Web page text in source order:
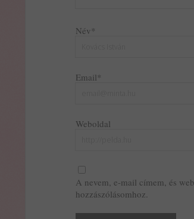
Név*
Email*
Weboldal
A nevem, e-mail címem, és
hozzászólásomhoz.